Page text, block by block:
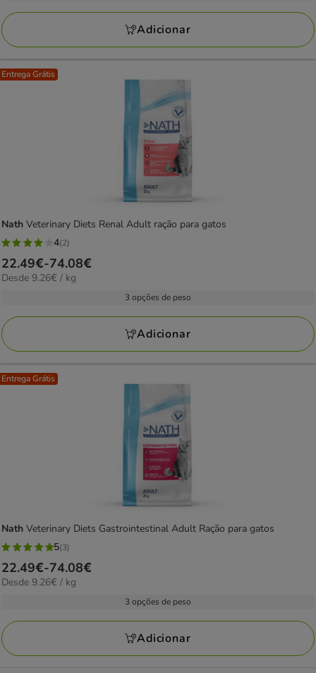
avaliações
77.29€
Adicionar
Entrega Grátis
Nath Veterinary Diets Renal Adult ração para gatos
4
estrelas
com
avaliações
4(2)
Preço
de
74.08€
22.49€-74.08€
9.26€
Desde 9.26€ / kg
3 opções de peso
Adicionar
Entrega Grátis
Nath Veterinary Diets Gastrointestinal Adult Ração para gatos
5
estrelas
com
avaliações
5(3)
Preço
de
74.08€
22.49€-74.08€
9.26€
Desde 9.26€ / kg
3 opções de peso
Adicionar